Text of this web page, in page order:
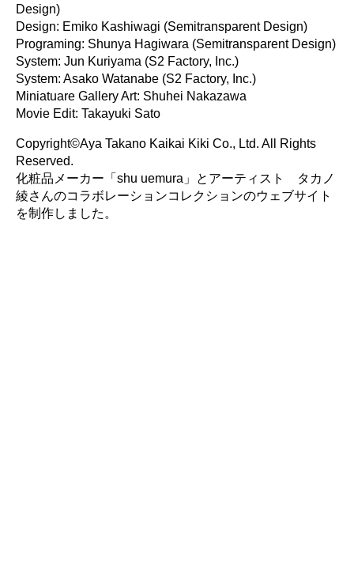
Design)
Design: Emiko Kashiwagi (Semitransparent Design)
Programing: Shunya Hagiwara (Semitransparent Design)
System: Jun Kuriyama (S2 Factory, Inc.)
System: Asako Watanabe (S2 Factory, Inc.)
Miniatuare Gallery Art: Shuhei Nakazawa
Movie Edit: Takayuki Sato
Copyright©Aya Takano Kaikai Kiki Co., Ltd. All Rights
Reserved.
化粧品メーカー「shu uemura」とアーティスト タカノ
綾さんのコラボレーションコレクションのウェブサイト
を制作しました。